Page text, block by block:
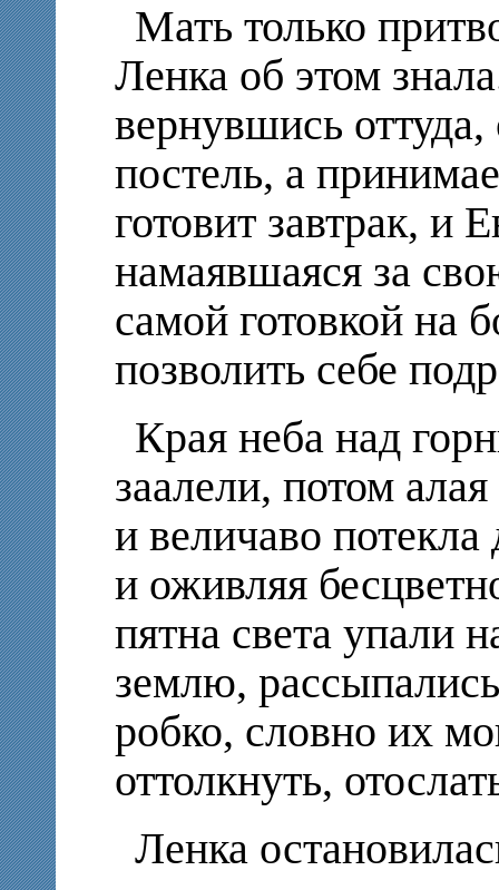
Мать только
Ленка об этом
вернувшись
постель, а
готовит завтрак, и
намаявшаяся за
самой готовкой
позволить себе
Края неба над
заалели, потом
и величаво
и оживляя
пятна света упали
землю,
робко, словно их
оттолкнуть,
Ленка